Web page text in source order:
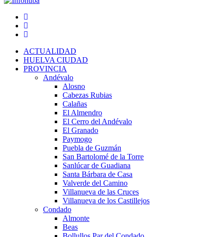
ACTUALIDAD
HUELVA CIUDAD
PROVINCIA
Andévalo
Alosno
Cabezas Rubias
Calañas
El Almendro
El Cerro del Andévalo
El Granado
Paymogo
Puebla de Guzmán
San Bartolomé de la Torre
Sanlúcar de Guadiana
Santa Bárbara de Casa
Valverde del Camino
Villanueva de las Cruces
Villanueva de los Castillejos
Condado
Almonte
Beas